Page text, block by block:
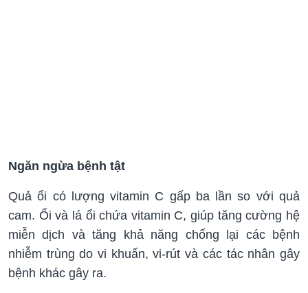
Ngăn ngừa bệnh tật
Quả ổi có lượng vitamin C gấp ba lần so với quả
cam. Ổi và lá ổi chứa vitamin C, giúp tăng cường hệ
miễn dịch và tăng khả năng chống lại các bệnh
nhiễm trùng do vi khuẩn, vi-rút và các tác nhân gây
bệnh khác gây ra.